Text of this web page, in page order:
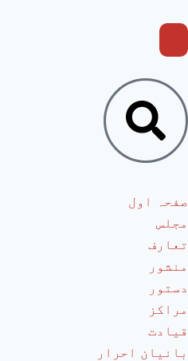
صفحہ اول
مجلس
تعارف
منشور
دستور
مراکز
قیادت
بانیان احرار